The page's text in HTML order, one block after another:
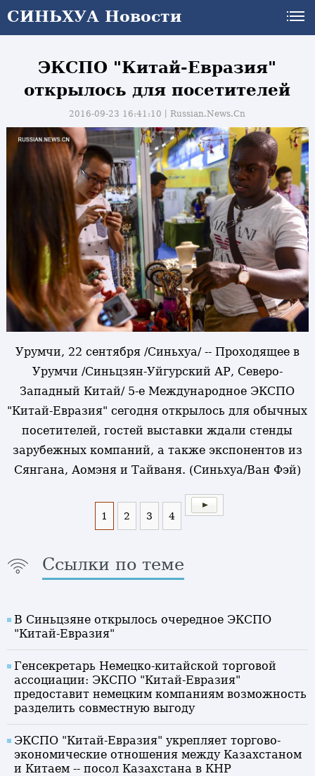
СИНЬХУА Новости
ЭКСПО "Китай-Евразия"
открылось для посетителей
2016-09-23 16:41:10丨Russian.News.Cn
Урумчи, 22 сентября /Синьхуа/ -- Проходящее в
Урумчи /Синьцзян-Уйгурский АР, Северо-
Западный Китай/ 5-е Международное ЭКСПО
"Китай-Евразия" сегодня открылось для обычных
посетителей, гостей выставки ждали стенды
зарубежных компаний, а также экспонентов из
Сянгана, Аомэня и Тайваня. (Синьхуа/Ван Фэй)
1 2 3 4
Ссылки по теме
В Синьцзяне открылось очередное ЭКСПО
"Китай-Евразия"
Генсекретарь Немецко-китайской торговой
ассоциации: ЭКСПО "Китай-Евразия"
предоставит немецким компаниям возможность
разделить совместную выгоду
ЭКСПО "Китай-Евразия" укрепляет торгово-
экономические отношения между Казахстаном
и Китаем -- посол Казахстана в КНР